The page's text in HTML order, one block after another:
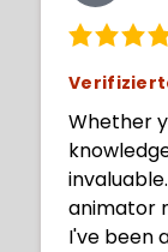
Whether
animator
I've been